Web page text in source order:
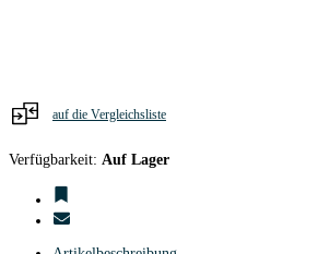
auf die Vergleichsliste
Verfügbarkeit: Auf Lager